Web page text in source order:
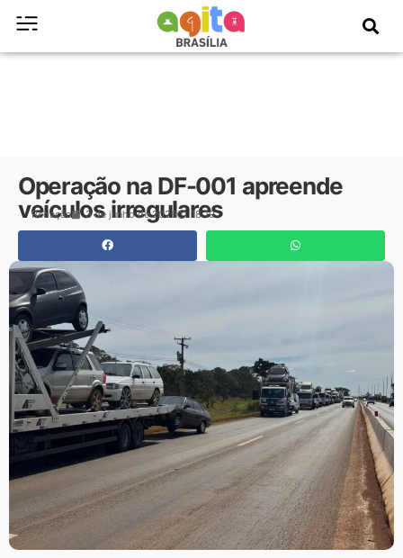
Operação na DF-001 apreende
veículos irregulares
Redação 3 de junho de 2026 18:19